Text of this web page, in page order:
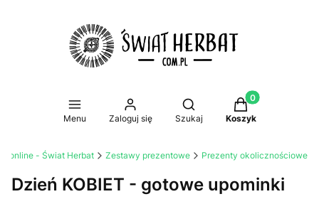
Menu Zaloguj się
Otwórz wyszukiwarkę
Szukaj
Produkty w
Koszyk
online - Świat Herbat Zestawy prezentowe Prezenty okolicznościowe
Dzień KOBIET - gotowe upominki